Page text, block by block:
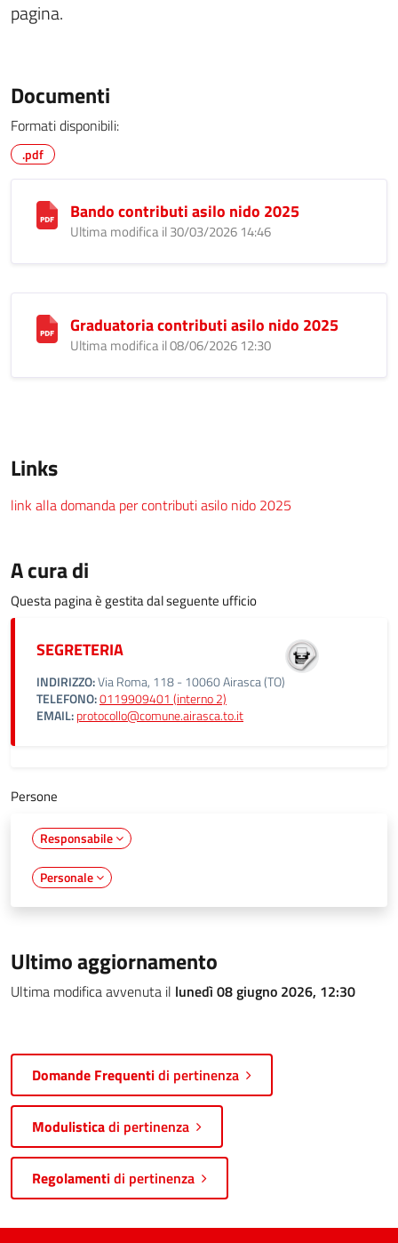
pagina.
Documenti
Formati disponibili:
.pdf
Bando contributi asilo nido 2025
Ultima modifica il 30/03/2026 14:46
Graduatoria contributi asilo nido 2025
Ultima modifica il 08/06/2026 12:30
Links
link alla domanda per contributi asilo nido 2025
A cura di
Questa pagina è gestita dal seguente ufficio
SEGRETERIA
INDIRIZZO:Via Roma, 118 - 10060 Airasca (TO)
TELEFONO:0119909401 (interno 2)
EMAIL:protocollo@comune.airasca.to.it
Persone
Responsabile
Personale
Ultimo aggiornamento
Ultima modifica avvenuta il lunedì 08 giugno 2026, 12:30
Domande Frequentidi pertinenza
Modulisticadi pertinenza
Regolamentidi pertinenza